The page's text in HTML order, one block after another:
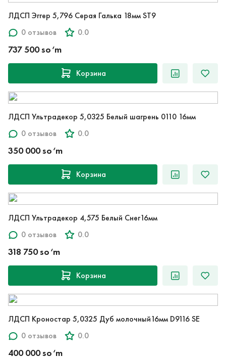
ЛДСП Эггер 5,796 Серая Галька 18мм ST9
0 отзывов
0.0
737 500 so‘m
Корзина
ЛДСП Ультрадекор 5,0325 Белый шагрень 0110 16мм
0 отзывов
0.0
350 000 so‘m
Корзина
ЛДСП Ультрадекор 4,575 Белый Снег16мм
0 отзывов
0.0
318 750 so‘m
Корзина
ЛДСП Кроностар 5,0325 Дуб молочный16мм D9116 SE
0 отзывов
0.0
400 000 so‘m